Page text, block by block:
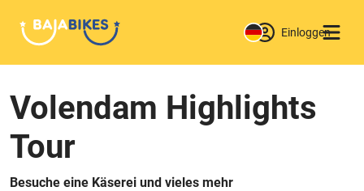
Einloggen
Volendam Highlights
Tour
Besuche eine Käserei und vieles mehr